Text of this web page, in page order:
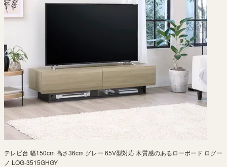
テレビ台 幅150cm 高さ36cm グレー 65V型対応 木質感のあるローボード ログー
ノ LOG-3515GHGY